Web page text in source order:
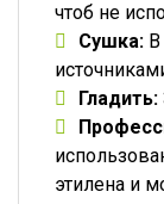
чтоб не
Сушка: В
Гладить:
этилена и